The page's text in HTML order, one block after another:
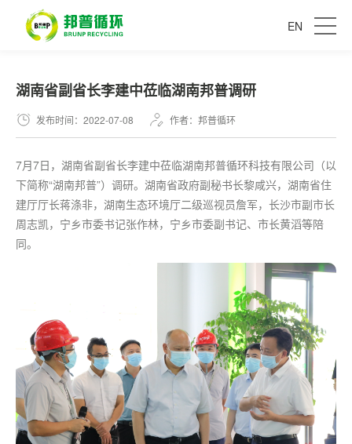
EN
湖南省副省长李建中莅临湖南邦普调研
发布时间：2022-07-08 作者：邦普循环
7月7日，湖南省副省长李建中莅临湖南邦普循环科技有限公司（以
下简称“湖南邦普”）调研。湖南省政府副秘书长黎咸兴，湖南省住
建厅厅长蒋涤非，湖南生态环境厅二级巡视员詹军，长沙市副市长
周志凯，宁乡市委书记张作林，宁乡市委副书记、市长黄滔等陪
同。